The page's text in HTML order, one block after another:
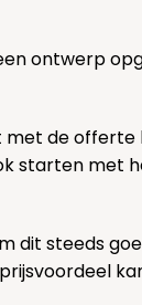
ontwerp
met de offerte
starten met
dit steeds